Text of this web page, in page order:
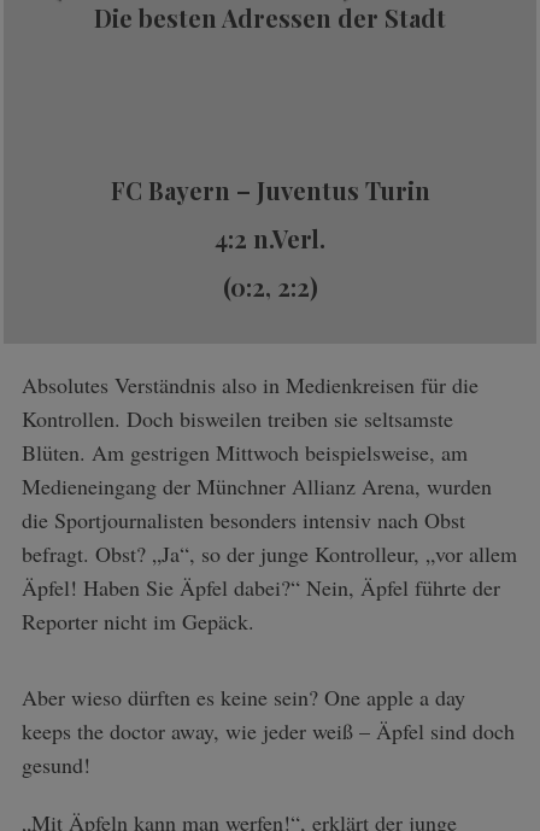
Die besten Adressen der Stadt
FC Bayern – Juventus Turin
4:2 n.Verl.
(0:2, 2:2)
Absolutes Verständnis also in Medienkreisen für die
Kontrollen. Doch bisweilen treiben sie seltsamste
Blüten. Am gestrigen Mittwoch beispielsweise, am
Medieneingang der Münchner Allianz Arena, wurden
die Sportjournalisten besonders intensiv nach Obst
befragt. Obst? „Ja“, so der junge Kontrolleur, „vor allem
Äpfel! Haben Sie Äpfel dabei?“ Nein, Äpfel führte der
Reporter nicht im Gepäck.
Aber wieso dürften es keine sein? One apple a day
keeps the doctor away, wie jeder weiß – Äpfel sind doch
gesund!
„Mit Äpfeln kann man werfen!“, erklärt der junge